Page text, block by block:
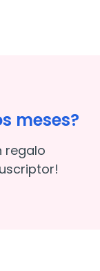
meses?
regalo